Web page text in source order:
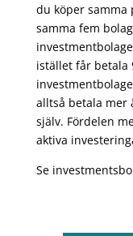
du köper samma
samma fem
istället får betala
alltså betala mer
själv. Fördelen
aktiva
Se